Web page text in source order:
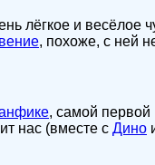
лёгкое и весёлое
, похоже, с ней
, самой первой
нас (вместе с Дино